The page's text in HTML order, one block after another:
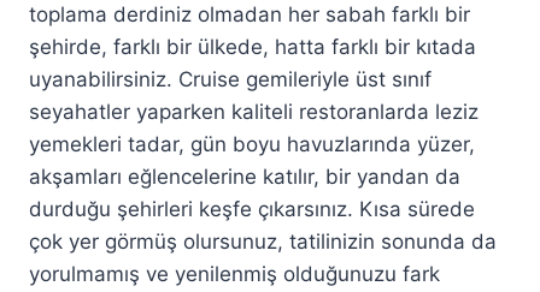
toplama derdiniz olmadan her sabah farklı bir
şehirde, farklı bir ülkede, hatta farklı bir kıtada
uyanabilirsiniz. Cruise gemileriyle üst sınıf
seyahatler yaparken kaliteli restoranlarda leziz
yemekleri tadar, gün boyu havuzlarında yüzer,
akşamları eğlencelerine katılır, bir yandan da
durduğu şehirleri keşfe çıkarsınız. Kısa sürede
çok yer görmüş olursunuz, tatilinizin sonunda da
yorulmamış ve yenilenmiş olduğunuzu fark